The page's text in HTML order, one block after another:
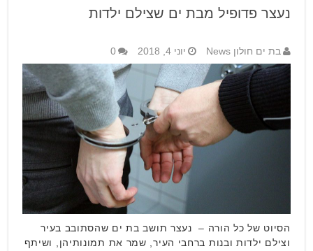
נעצר פדופיל מבת ים שצילם ילדות
בת ים חולון News יוני 4, 2018 0
הסיוט של כל הורה – נעצר תושב בת ים שהסתובב בעיר
וצילם ילדות ובנות ברחבי העיר, שמר את תמונותיהן, ושיתף